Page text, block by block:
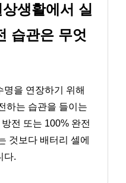
생활에서 실
습관은 무엇
명을 연장하기 위해
하는 습관을 들이는
전 또는 100% 완전
것보다 배터리 셀에
다.